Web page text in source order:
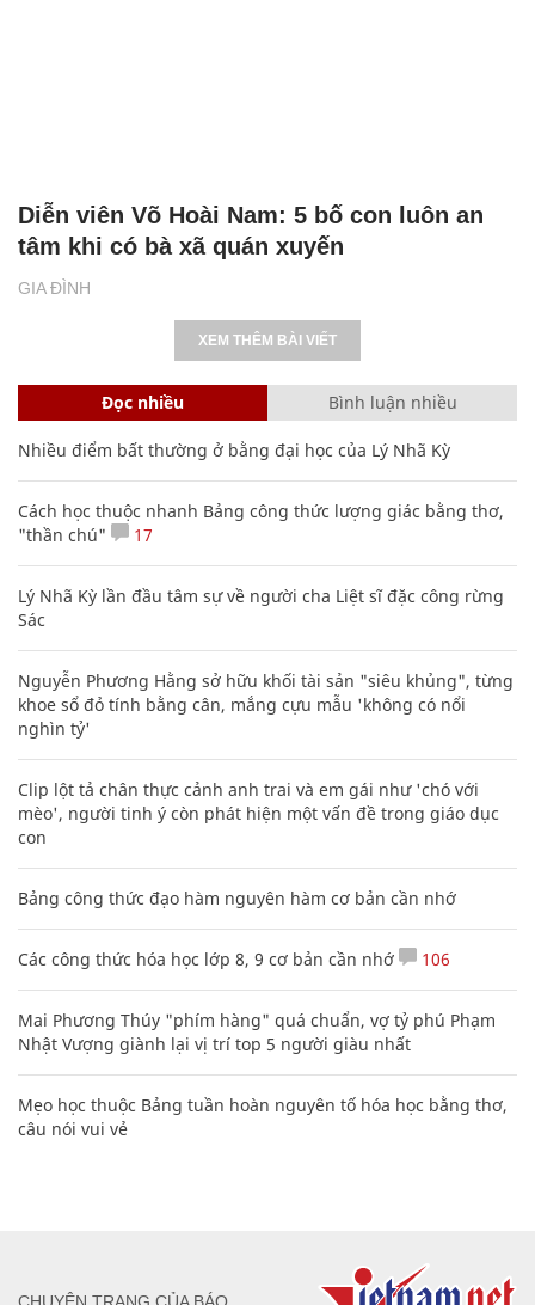
GIA ĐÌNH
Diễn viên Võ Hoài Nam: 5 bố con luôn an
tâm khi có bà xã quán xuyến
XEM THÊM BÀI VIẾT
Đọc nhiều Bình luận nhiều
Nhiều điểm bất thường ở bằng đại học của Lý Nhã Kỳ
Cách học thuộc nhanh Bảng công thức lượng giác bằng thơ,
"thần chú"
17
Lý Nhã Kỳ lần đầu tâm sự về người cha Liệt sĩ đặc công rừng
Sác
Nguyễn Phương Hằng sở hữu khối tài sản "siêu khủng", từng
khoe sổ đỏ tính bằng cân, mắng cựu mẫu 'không có nổi
nghìn tỷ'
Clip lột tả chân thực cảnh anh trai và em gái như 'chó với
mèo', người tinh ý còn phát hiện một vấn đề trong giáo dục
con
Bảng công thức đạo hàm nguyên hàm cơ bản cần nhớ
Các công thức hóa học lớp 8, 9 cơ bản cần nhớ 106
Mai Phương Thúy "phím hàng" quá chuẩn, vợ tỷ phú Phạm
Nhật Vượng giành lại vị trí top 5 người giàu nhất
Mẹo học thuộc Bảng tuần hoàn nguyên tố hóa học bằng thơ,
câu nói vui vẻ